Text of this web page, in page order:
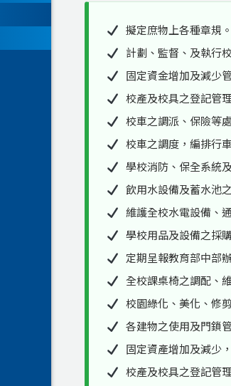
擬定庶物上各種章規。
計劃、監督、及執行
固定資金增加及減少
校產及校具之登記管
校車之調派、保險等
校車之調度，編排行
學校消防、保全系統
飲用水設備及蓄水池
維護全校水電設備、
學校用品及設備之採
定期呈報教育部中部
全校課桌椅之調配、
校園綠化、美化、修
各建物之使用及門鎖
固定資產增加及減少
校產及校具之登記管